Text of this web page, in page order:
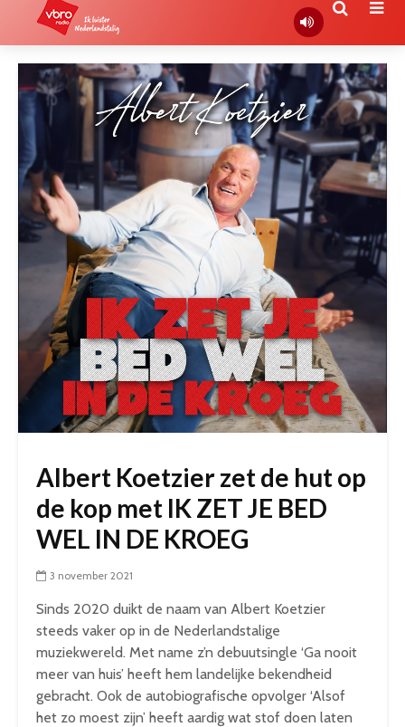
Albert Koetzier zet de hut op
de kop met IK ZET JE BED
WEL IN DE KROEG
3 november 2021
Sinds 2020 duikt de naam van Albert Koetzier
steeds vaker op in de Nederlandstalige
muziekwereld. Met name z’n debuutsingle ‘Ga nooit
meer van huis’ heeft hem landelijke bekendheid
gebracht. Ook de autobiografische opvolger ‘Alsof
het zo moest zijn’ heeft aardig wat stof doen laten